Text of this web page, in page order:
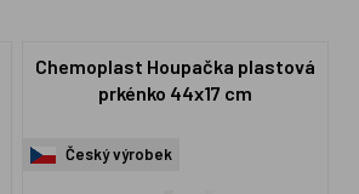
Chemoplast Houpačka plastová
prkénko 44x17 cm
Český výrobek